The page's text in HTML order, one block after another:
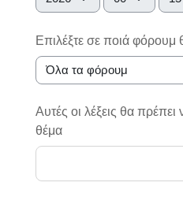
Επιλέξτε σε ποιά φόρουμ
Αυτές οι λέξεις θα πρέπει
θέμα